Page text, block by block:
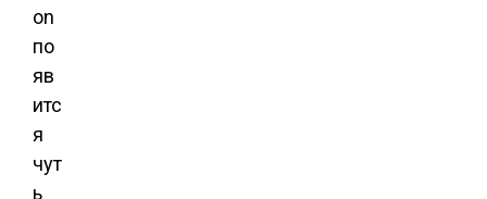
on
по
яв
итс
я
чут
ь